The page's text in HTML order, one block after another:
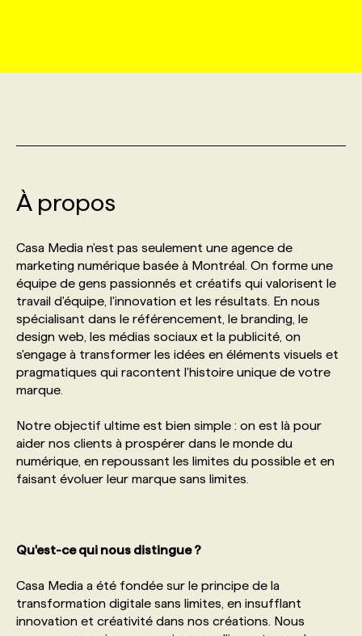
INITIATIVES NUMÉRIQUES
PRIX ET DISTINCTIONS
TENDANCES
MARKETING DURABLE
ÉVÉNEMENTIEL
NOS AUTEUR‧RICES
ANNONCEZ AVEC NOUS
PROFIL ENTREPRISE
FAQ
ANNONCEZ AVEC NOUS
PROFIL CANDIDAT
ANNONCEZ AVEC NOUS
NOS PARCOURS DE FORMATIONS
FORMATIONS PERSONNALISÉES
NOS FORMATEUR‧RICES
POURQUOI CHOISIR NOS FORMATIONS
NOS TARIFS
FAQ
SERVICE DE CHASSE DE TÊTE
NOS TARIFS
NOS EXPERTISES
FAQ
ANNONCEZ AVEC NOUS
À propos
Casa Media n'est pas seulement une agence de
marketing numérique basée à Montréal. On forme une
équipe de gens passionnés et créatifs qui valorisent le
travail d'équipe, l'innovation et les résultats. En nous
spécialisant dans le référencement, le branding, le
design web, les médias sociaux et la publicité, on
s'engage à transformer les idées en éléments visuels et
pragmatiques qui racontent l'histoire unique de votre
marque.
Notre objectif ultime est bien simple : on est là pour
aider nos clients à prospérer dans le monde du
numérique, en repoussant les limites du possible et en
faisant évoluer leur marque sans limites.
Qu'est-ce qui nous distingue ?
Casa Media a été fondée sur le principe de la
transformation digitale sans limites, en insufflant
innovation et créativité dans nos créations. Nous